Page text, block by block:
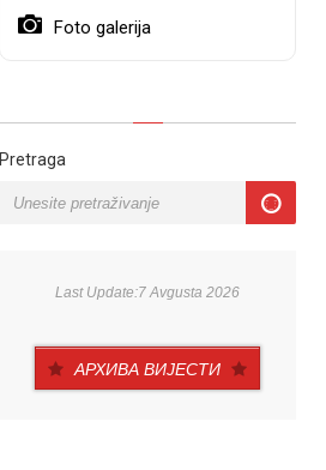
Foto galerija
Pretraga
Last Update:7 Avgusta 2026
АРХИВА ВИЈЕСТИ